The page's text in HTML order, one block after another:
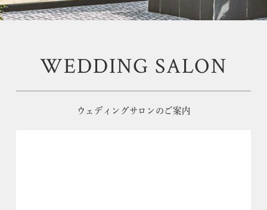
WEDDING SALON
ウェディングサロンのご案内